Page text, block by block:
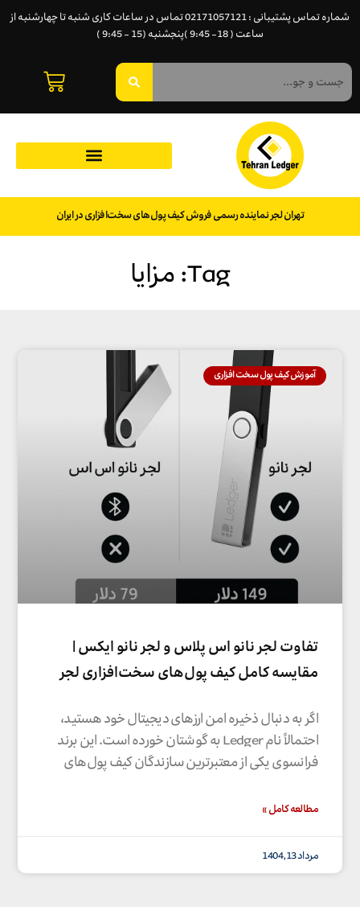
شماره تماس پشتیبانی : 02171057121 تماس در ساعات کاری شنبه تا چهارشنبه از
ساعت ( 18- 9:45 )پنجشنبه (15 - 9:45 )
تهران لجر نماینده رسمی فروش کیف پول‌های سخت‌افزاری در ایران
Tag: مزایا
آموزش کیف پول سخت افزاری
تفاوت لجر نانو اس پلاس و لجر نانو ایکس |
مقایسه کامل کیف پول‌های سخت‌افزاری لجر
اگر به دنبال ذخیره امن ارزهای دیجیتال خود هستید،
احتمالاً نام Ledger به گوشتان خورده است. این برند
فرانسوی یکی از معتبرترین سازندگان کیف پول‌های
مطالعه کامل »
مرداد 13, 1404